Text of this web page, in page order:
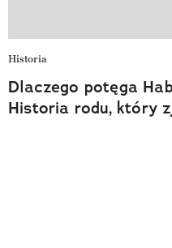
Historia
Dlaczego potęga
Historia rodu, który